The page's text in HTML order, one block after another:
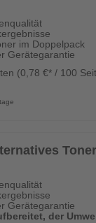
im Doppelpack
Gerätegarantie
(0,78 €* / 100
Gerätegarantie
der